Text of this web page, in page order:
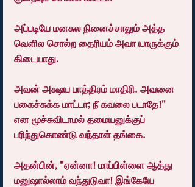
அப்படியே மனசுல நினைச்சாலும் அத்த
வெளில சொல்ற தைரியம் அவா யாருக்கும்
கிடையாது.
அவன் அக்ஷய பாத்திரம் மாதிரி. அவனை
பகைச்சுக்க மாட்டா; நீ கவலை படாதே!"
என மூச்சுவிடாமல் தமையனுக்குப்
பரிந்துகொண்டு வந்தாள் தங்கை.
அதன்பின், "ஏன்னா! மாப்பிள்ளை ஆத்து
மனுஷால்லாம் வந்துடுவா! இங்கேயே